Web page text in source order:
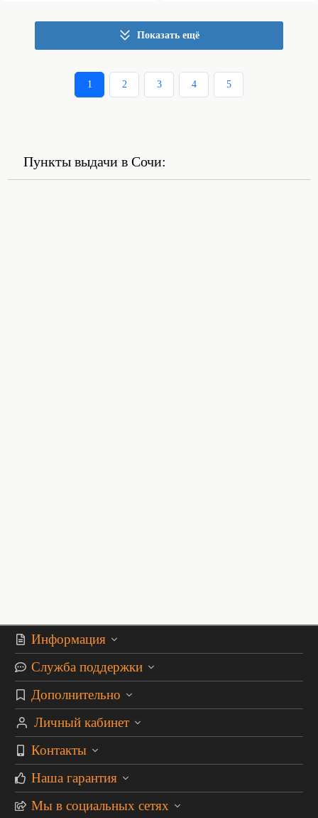
Показать ещё
1 2 3 4 5
Пункты выдачи в Сочи:
Информация
Служба поддержки
Дополнительно
Личный кабинет
Контакты
Наша гарантия
Мы в социальных сетях